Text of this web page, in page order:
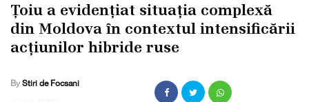
Țoiu a evidențiat situația complexă
din Moldova în contextul intensificării
acțiunilor hibride ruse
By Stiri de Focsani